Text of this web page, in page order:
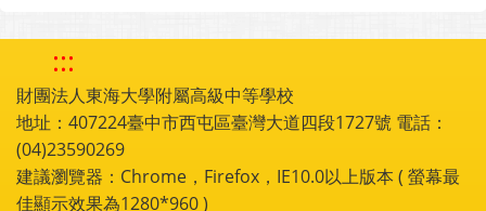
:::
財團法人東海大學附屬高級中等學校
地址：407224臺中市西屯區臺灣大道四段1727號 電話：
(04)23590269
建議瀏覽器：Chrome，Firefox，IE10.0以上版本 ( 螢幕最
佳顯示效果為1280*960 )